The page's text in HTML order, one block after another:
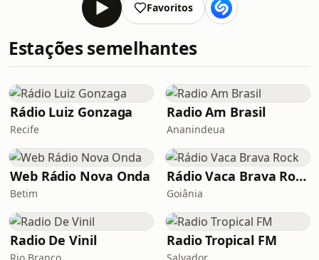
Favoritos
Estações semelhantes
Rádio Luiz Gonzaga
Recife
Radio Am Brasil
Ananindeua
Web Rádio Nova Onda
Betim
Rádio Vaca Brava Rock
Goiânia
Radio De Vinil Radio Tropical FM